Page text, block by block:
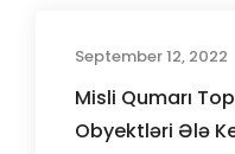
September 12, 2022
Misli Qumarı
Obyektləri Ələ